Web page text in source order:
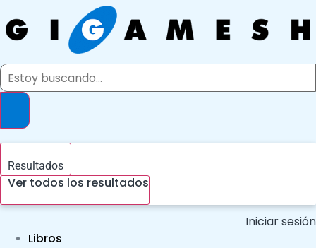
al
contenido
Search
Resultados
Ver todos los resultados
Iniciar sesión
Libros